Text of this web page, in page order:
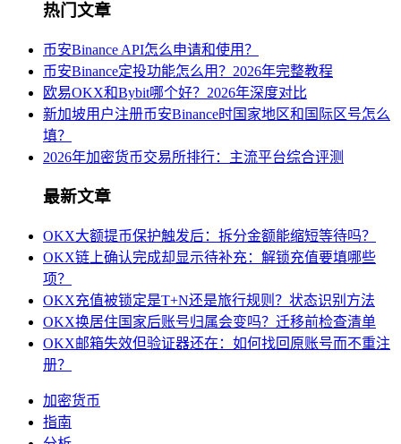
热门文章
币安Binance API怎么申请和使用？
币安Binance定投功能怎么用？2026年完整教程
欧易OKX和Bybit哪个好？2026年深度对比
新加坡用户注册币安Binance时国家地区和国际区号怎么
填？
2026年加密货币交易所排行：主流平台综合评测
最新文章
OKX大额提币保护触发后：拆分金额能缩短等待吗？
OKX链上确认完成却显示待补充：解锁充值要填哪些
项？
OKX充值被锁定是T+N还是旅行规则？状态识别方法
OKX换居住国家后账号归属会变吗？迁移前检查清单
OKX邮箱失效但验证器还在：如何找回原账号而不重注
册？
加密货币
指南